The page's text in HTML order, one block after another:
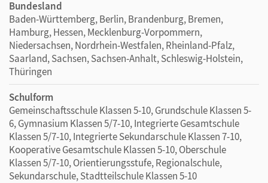
Bundesland
Baden-Württemberg, Berlin, Brandenburg, Bremen,
Hamburg, Hessen, Mecklenburg-Vorpommern,
Niedersachsen, Nordrhein-Westfalen, Rheinland-Pfalz,
Saarland, Sachsen, Sachsen-Anhalt, Schleswig-Holstein,
Thüringen
Schulform
Gemeinschaftsschule Klassen 5-10, Grundschule Klassen 5-
6, Gymnasium Klassen 5/7-10, Integrierte Gesamtschule
Klassen 5/7-10, Integrierte Sekundarschule Klassen 7-10,
Kooperative Gesamtschule Klassen 5-10, Oberschule
Klassen 5/7-10, Orientierungsstufe, Regionalschule,
Sekundarschule, Stadtteilschule Klassen 5-10